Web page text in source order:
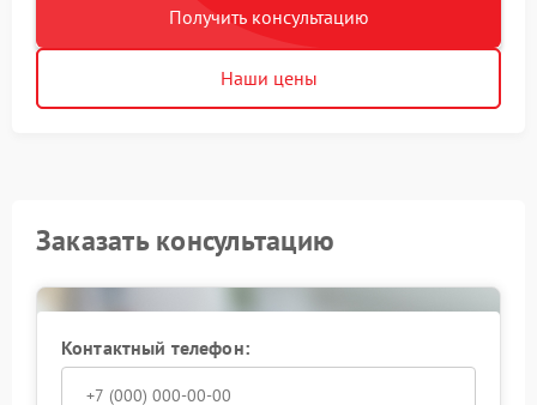
Получить консультацию
Наши цены
Заказать консультацию
Контактный телефон: